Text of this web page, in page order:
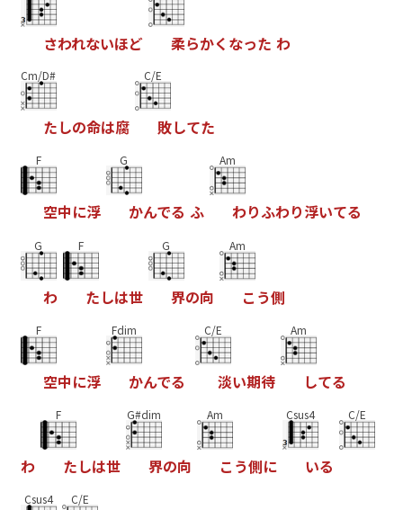
さわれないほど 柔らかく なった わ
Cm/D#
たしの命は腐
C/E
敗してた
F
空中に浮
G
かんでる ふ
Am
わりふわり浮いてる
G
わ
F
たしは世
G
界の向
Am
こ う側
F
空中に浮
Fdim
かんでる
C/E
淡い期待
Am
してる
わ
F
たしは世
G#dim
界の向
Am
こ う側に
Csus4
いる
C/E
Csus4 C/E